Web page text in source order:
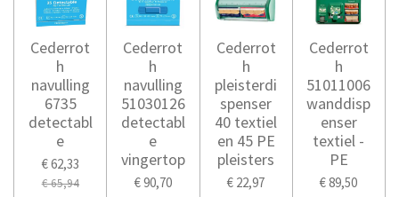
Cederrot
h
navulling
6735
detectabl
e
€ 62,33
€ 65,94
Cederrot
h
navulling
51030126
detectabl
e
vingertop
€ 90,70
Cederrot
h
pleisterdi
spenser
40 textiel
en 45 PE
pleisters
€ 22,97
Cederrot
h
51011006
wanddisp
enser
textiel -
PE
€ 89,50